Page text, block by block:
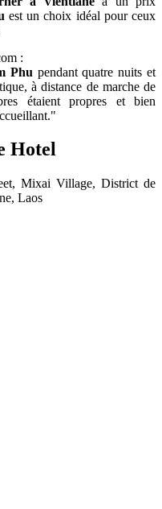
est un choix idéal pour ceux
:
Phu pendant quatre nuits et
à distance de marche de
étaient propres et bien
Hotel
Mixai Village, District de
Laos